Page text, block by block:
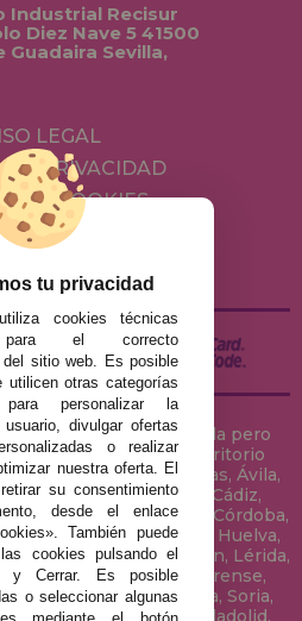
Industrial Recisur
Diez Nave 5 41500
Guadaira Sevilla,
LEGAL
DE PRIVACIDAD
DE COOKIES
DEVOLUCIONES
está ubicada en Sevilla pero
cualquier ciudad del territorio
Almería, Asturias, Ávila,
Burgos, Cáceres, Cádiz,
Ceuta, Ciudad Real, Córdoba,
Guadalajara, Guipúzcoa, Huelva,
Rioja, Las Palmas, Leon, Lérida,
Murcia, Navarra, Orense,
Segovia, Sevilla, Soria,
Toledo, Valencia, Valladolid,
tu privacidad
cookies técnicas
para el correcto
del sitio web. Es posible
utilicen otras categorías
personalizar la
divulgar ofertas
o realizar
nuestra oferta. El
su consentimiento
desde el enlace
También puede
cookies pulsando el
y Cerrar. Es posible
o seleccionar algunas